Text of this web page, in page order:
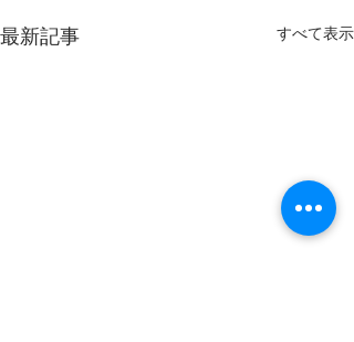
最新記事 すべて表示